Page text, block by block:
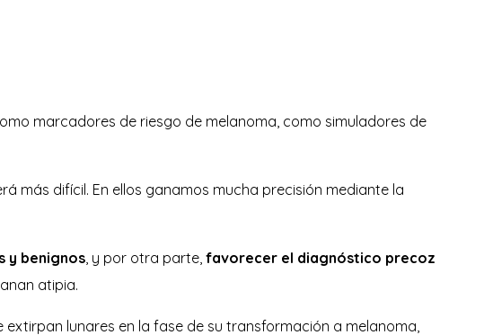
marcadores de riesgo de melanoma, como simuladores de
más difícil. En ellos ganamos mucha precisión mediante la
y benignos, y por otra parte, favorecer el diagnóstico precoz
atipia.
extirpan lunares en la fase de su transformación a melanoma,